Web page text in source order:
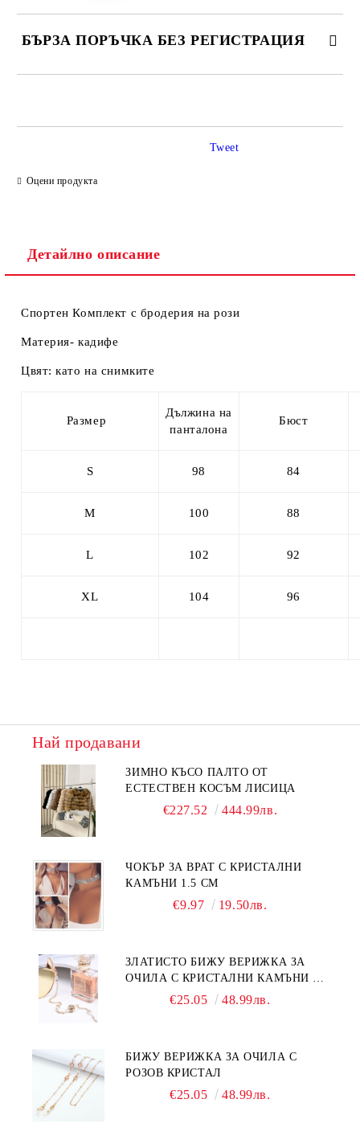
БЪРЗА ПОРЪЧКА БЕЗ РЕГИСТРАЦИЯ
Оцени продукта
Tweet
Детайлно описание
Спортен Комплект с бродерия на рози
Материя- кадифе
Цвят: като на снимките
Размер
Дължина на
панталона
Бюст
S 98 84
M 100 88
L 102 92
XL 104 96
Най продавани
ЗИМНО КЪСО ПАЛТО ОТ
ЕСТЕСТВЕН КОСЪМ ЛИСИЦА
€227.52 444.99лв.
ЧОКЪР ЗА ВРАТ С КРИСТАЛНИ
КАМЪНИ 1.5 СМ
€9.97 19.50лв.
ЗЛАТИСТО БИЖУ ВЕРИЖКА ЗА
ОЧИЛА С КРИСТАЛНИ КАМЪНИ И
€25.05 48.99лв.
БИЖУ ВЕРИЖКА ЗА ОЧИЛА С
РОЗОВ КРИСТАЛ
€25.05 48.99лв.